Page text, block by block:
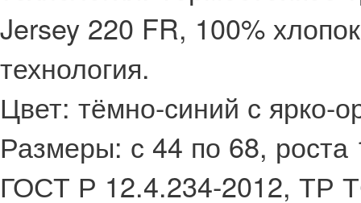
Jersey 220 FR, 100%
технология.
Цвет: тёмно-синий с ярко-
Размеры: с 44 по 68, роста
ГОСТ Р 12.4.234-2012, ТР